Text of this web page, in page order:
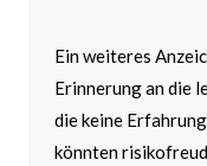
Ein weiteres
Erinnerung an die
die keine
könnten